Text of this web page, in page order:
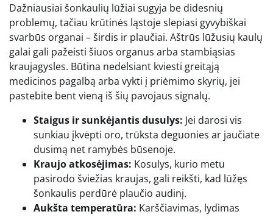
Dažniausiai šonkaulių lūžiai sugyja be didesnių
problemų, tačiau krūtinės ląstoje slepiasi gyvybiškai
svarbūs organai – širdis ir plaučiai. Aštrūs lūžusių kaulų
galai gali pažeisti šiuos organus arba stambiąsias
kraujagysles. Būtina nedelsiant kviesti greitąją
medicinos pagalbą arba vykti į priėmimo skyrių, jei
pastebite bent vieną iš šių pavojaus signalų.
Staigus ir sunkėjantis dusulys: Jei darosi vis
sunkiau įkvėpti oro, trūksta deguonies ar jaučiate
dusimą net ramybės būsenoje.
Kraujo atkosėjimas: Kosulys, kurio metu
pasirodo šviežias kraujas, gali reikšti, kad lūžęs
šonkaulis perdūrė plaučio audinį.
Aukšta temperatūra: Karščiavimas, lydimas